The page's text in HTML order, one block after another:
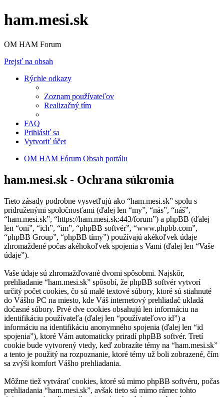
ham.mesi.sk
OM HAM Forum
Prejsť na obsah
Rýchle odkazy
Zoznam používateľov
Realizačný tím
FAQ
Prihlásiť sa
Vytvoriť účet
OM HAM Fórum Obsah portálu
ham.mesi.sk - Ochrana súkromia
Tieto zásady podrobne vysvetľujú ako “ham.mesi.sk” spolu s
pridruženými spoločnosťami (ďalej len “my”, “nás”, “náš”,
“ham.mesi.sk”, “https://ham.mesi.sk:443/forum”) a phpBB (ďalej
len “oni”, “ich”, “im”, “phpBB softvér”, “www.phpbb.com”,
“phpBB Group”, “phpBB tímy”) používajú akékoľvek údaje
zhromaždené počas akéhokoľvek spojenia s Vami (ďalej len “Vaše
údaje”).
Vaše údaje sú zhromažďované dvomi spôsobmi. Najskôr,
prehliadanie “ham.mesi.sk” spôsobí, že phpBB softvér vytvorí
určitý počet cookies, čo sú malé textové súbory, ktoré sú stiahnuté
do Vášho PC na miesto, kde Váš internetový prehliadač ukladá
dočasné súbory. Prvé dve cookies obsahujú len informáciu na
identifikáciu používateľa (ďalej len “používateľovo id”) a
informáciu na identifikáciu anonymného spojenia (ďalej len “id
spojenia”), ktoré Vám automaticky priradí phpBB softvér. Tretí
cookie bude vytvorený vtedy, keď zobrazíte témy na “ham.mesi.sk”
a tento je použitý na rozpoznanie, ktoré témy už boli zobrazené, čím
sa zvýši komfort Vášho prehliadania.
Môžme tiež vytvárať cookies, ktoré sú mimo phpBB softvéru, počas
prehliadania “ham.mesi.sk”, avšak tieto sú mimo rámec tohto